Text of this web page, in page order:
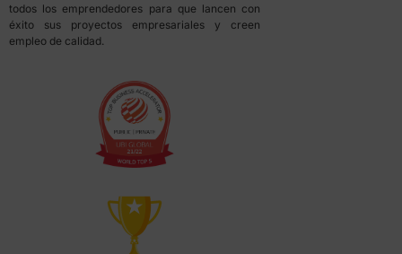
todos los emprendedores para que lancen con
éxito sus proyectos empresariales y creen
empleo de calidad.